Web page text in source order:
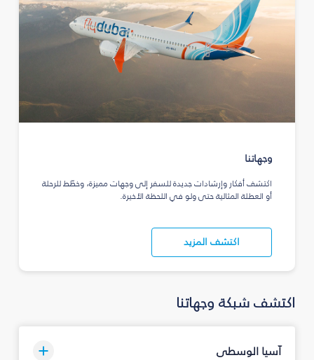
وجهاتنا
اكتشف أفكار وإرشادات جديدة للسفر إلى وجهات مميزة، وخطّط للرحلة
أو العطلة المثالية حتى ولو في اللحظة الأخيرة.
اكتشف المزيد
اكتشف شبكة وجهاتنا
آسيا الوسطى